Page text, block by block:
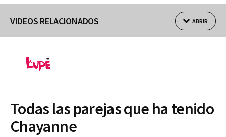
VIDEOS RELACIONADOS ABRIR
Todas las parejas que ha tenido
Chayanne